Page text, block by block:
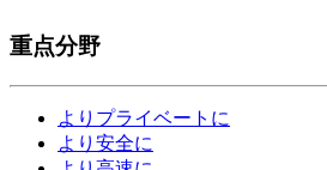
重点分野
よりプライベートに
より安全に